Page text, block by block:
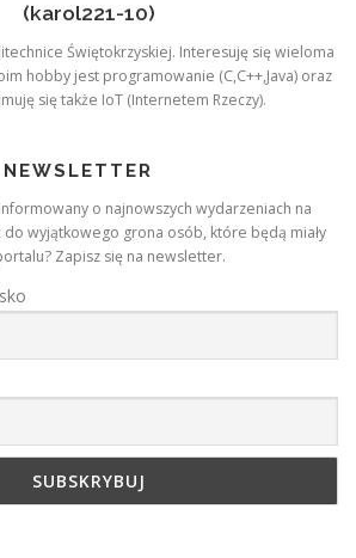
(karol221-10)
Świętokrzyskiej. Interesuję się wieloma
hobby jest programowanie (C,C++,Java) oraz
się także IoT (Internetem Rzeczy).
o najnowszych wydarzeniach na
do wyjątkowego grona osób, które będą miały
Zapisz się na newsletter.